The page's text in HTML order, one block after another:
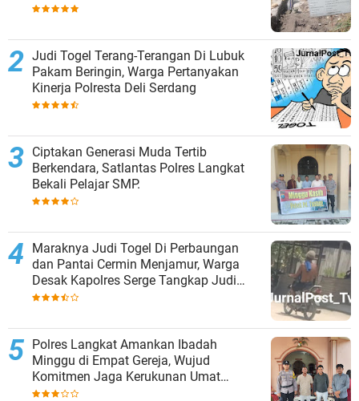
Judi Togel Terang-Terangan Di Lubuk
Pakam Beringin, Warga Pertanyakan
Kinerja Polresta Deli Serdang
Ciptakan Generasi Muda Tertib
Berkendara, Satlantas Polres Langkat
Bekali Pelajar SMP.
Maraknya Judi Togel Di Perbaungan
dan Pantai Cermin Menjamur, Warga
Desak Kapolres Serge Tangkap Judi
Togel
Polres Langkat Amankan Ibadah
Minggu di Empat Gereja, Wujud
Komitmen Jaga Kerukunan Umat
Beragama.